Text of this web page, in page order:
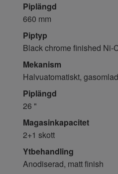
Piplängd
660 mm
Piptyp
Black chrome finished Ni-
Mekanism
Halvuatomatiskt,
Piplängd
26 "
Magasinkapacitet
2+1 skott
Ytbehandling
Anodiserad, matt finish